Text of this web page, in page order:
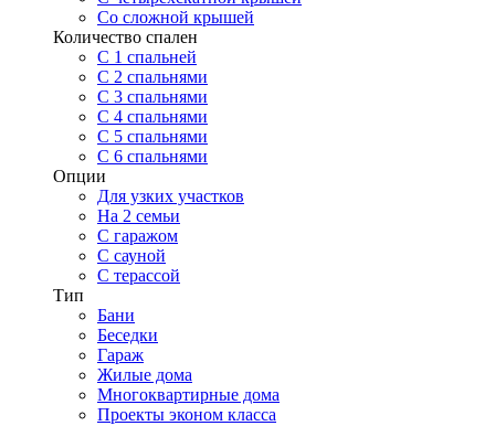
Со сложной крышей
Количество спален
С 1 спальней
С 2 спальнями
С 3 спальнями
С 4 спальнями
С 5 спальнями
С 6 спальнями
Опции
Для узких участков
На 2 семьи
С гаражом
С сауной
С терассой
Тип
Бани
Беседки
Гараж
Жилые дома
Многоквартирные дома
Проекты эконом класса